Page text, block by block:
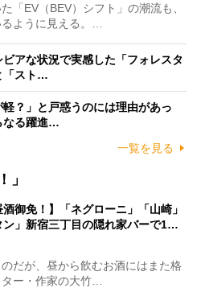
「EV（BEV）シフト」の潮流も、
ように見える。…
ビアな状況で実感した「フォレスタ
「スト…
？」と戸惑うのには理由があっ
なる躍進…
一覧を見る
」
酒御免！】「ネグローニ」「山崎」
ン」新宿三丁目の隠れ家バーで1…
だが、昼から飲むお酒にはまた格
ー・作家の大竹…